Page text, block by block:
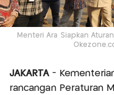
Menteri Ara Siapkan
JAKARTA -
rancangan Peraturan